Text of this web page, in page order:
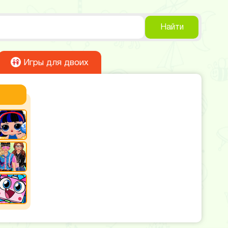
Найти
Игры для двоих